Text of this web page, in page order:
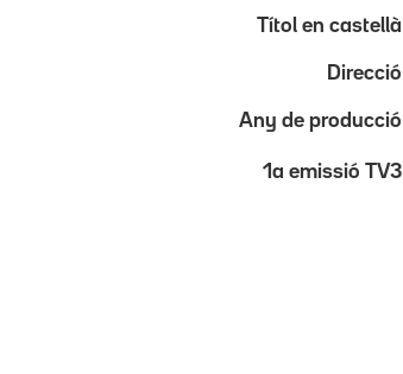
Títol en castellà
Direcció
Any de producció
1a emissió TV3